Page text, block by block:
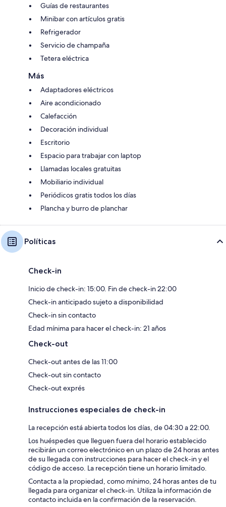
Guías de restaurantes
Minibar con artículos gratis
Refrigerador
Servicio de champaña
Tetera eléctrica
Más
Adaptadores eléctricos
Aire acondicionado
Calefacción
Decoración individual
Escritorio
Espacio para trabajar con laptop
Llamadas locales gratuitas
Mobiliario individual
Periódicos gratis todos los días
Plancha y burro de planchar
Políticas
Check-in
Inicio de check-in: 15:00. Fin de check-in 22:00
Check-in anticipado sujeto a disponibilidad
Check-in sin contacto
Edad mínima para hacer el check-in: 21 años
Check-out
Check-out antes de las 11:00
Check-out sin contacto
Check-out exprés
Instrucciones especiales de check-in
La recepción está abierta todos los días, de 04:30 a 22:00.
Los huéspedes que lleguen fuera del horario establecido
recibirán un correo electrónico en un plazo de 24 horas antes
de su llegada con instrucciones para hacer el check-in y el
código de acceso. La recepción tiene un horario limitado.
Contacta a la propiedad, como mínimo, 24 horas antes de tu
llegada para organizar el check-in. Utiliza la información de
contacto incluida en la confirmación de la reservación.